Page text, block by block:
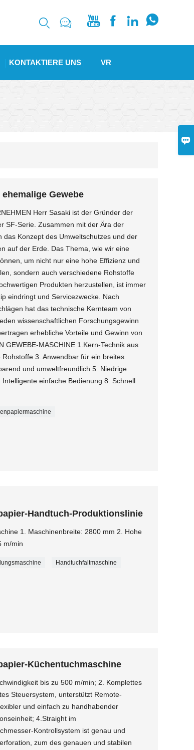

     
KONTAKTIERE UNS VR
Gewebe
Herr Sasaki ist der Gründer der
SF-Serie. Zusammen mit der Ära der
Konzept des Umweltschutzes und der
auf der Erde. Das Thema, wie wir eine
um nicht nur eine hohe Effizienz und
sondern auch verschiedene Rohstoffe
Produkten herzustellen, ist immer
eindringt und Servicezwecke. Nach
hat das technische Kernteam von
wissenschaftlichen Forschungsgewinn
erhebliche Vorteile und Gewinn von
GEWEBE-MASCHINE 1.Kern-Technik aus
3. Anwendbar für ein breites
und umweltfreundlich 5. Niedrige
einfache Bedienung 8. Schnell
Handtuch-Produktionslinie
1. Maschinenbreite: 2800 mm 2. Hohe
m/min
Handtuchfaltmaschine
Küchentuchmaschine
bis zu 500 m/min; 2. Komplettes
Steuersystem, unterstützt Remote-
und einfach zu handhabender
4.Straight im
Kontrollsystem ist genau und
zum des genauen und stabilen